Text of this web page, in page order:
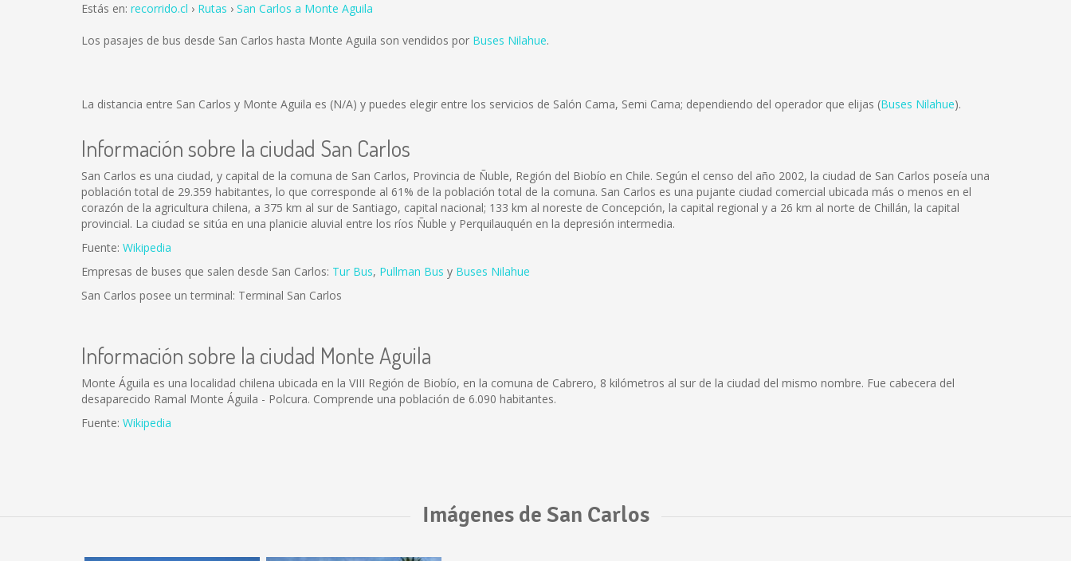
Estás en: recorrido.cl Rutas San Carlos a Monte Aguila
Los pasajes de bus desde San Carlos hasta Monte Aguila son vendidos por Buses Nilahue.
La distancia entre San Carlos y Monte Aguila es (N/A) y puedes elegir entre los servicios de Salón Cama, Semi Cama; dependiendo del operador que elijas (Buses Nilahue).
Información sobre la ciudad San Carlos
San Carlos es una ciudad, y capital de la comuna de San Carlos, Provincia de Ñuble, Región del Biobío en Chile. Según el censo del año 2002, la ciudad de San Carlos poseía una
población total de 29.359 habitantes, lo que corresponde al 61% de la población total de la comuna. San Carlos es una pujante ciudad comercial ubicada más o menos en el
corazón de la agricultura chilena, a 375 km al sur de Santiago, capital nacional; 133 km al noreste de Concepción, la capital regional y a 26 km al norte de Chillán, la capital
provincial. La ciudad se sitúa en una planicie aluvial entre los ríos Ñuble y Perquilauquén en la depresión intermedia.
Fuente: Wikipedia
Empresas de buses que salen desde San Carlos: Tur Bus, Pullman Bus y Buses Nilahue
San Carlos posee un terminal: Terminal San Carlos
Información sobre la ciudad Monte Aguila
Monte Águila es una localidad chilena ubicada en la VIII Región de Biobío, en la comuna de Cabrero, 8 kilómetros al sur de la ciudad del mismo nombre. Fue cabecera del
desaparecido Ramal Monte Águila - Polcura. Comprende una población de 6.090 habitantes.
Fuente: Wikipedia
Imágenes de San Carlos